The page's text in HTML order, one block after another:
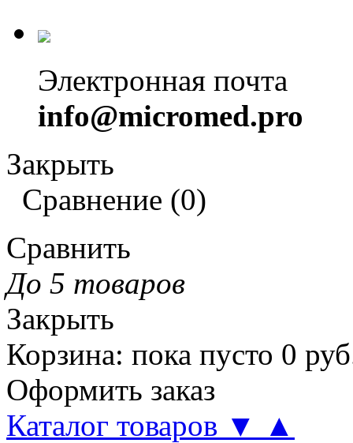
Электронная почта
info@micromed.pro
Закрыть
Сравнение (0)
Сравнить
До 5 товаров
Закрыть
Корзина: пока пусто 0
Оформить заказ
Каталог товаров ▼
▲